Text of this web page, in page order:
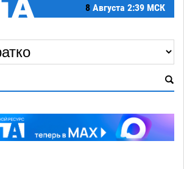
8 Августа 2:39 МСК